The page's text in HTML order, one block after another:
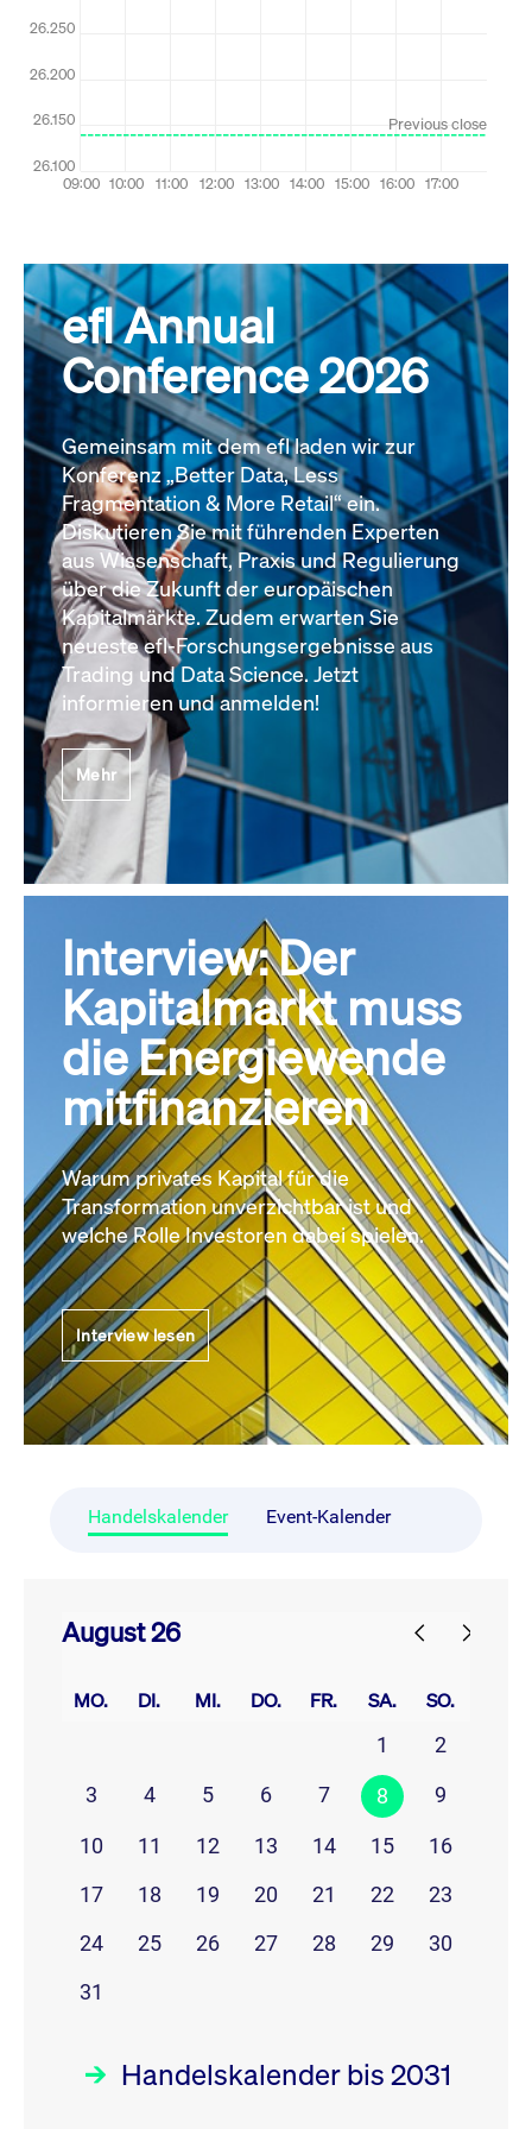
efl Annual
Conference 2026
Gemeinsam mit dem efl laden wir zur
Konferenz „Better Data, Less
Fragmentation & More Retail“ ein.
Diskutieren Sie mit führenden Experten
aus Wissenschaft, Praxis und Regulierung
über die Zukunft der europäischen
Kapitalmärkte. Zudem erwarten Sie
neueste efl-Forschungsergebnisse aus
Trading und Data Science. Jetzt
informieren und anmelden!
Mehr
Interview: Der
Kapitalmarkt muss
die Energiewende
mitfinanzieren
Warum privates Kapital für die
Transformation unverzichtbar ist und
welche Rolle Investoren dabei spielen.
Interview lesen
Handelskalender Event-Kalender
August 26
MO. DI. MI. DO. FR. SA. SO.
1
2
3
4 5 6 7 8 9
10 11 12 13 14 15
16
17
18 19 20 21 22
23
24
25 26 27 28 29
30
31
Handelskalender bis 2031